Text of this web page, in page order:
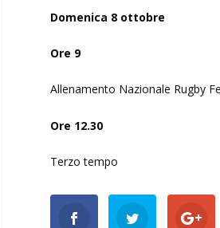
Domenica 8 ottobre
Ore 9
Allenamento Nazionale Rugby
Ore 12.30
Terzo tempo